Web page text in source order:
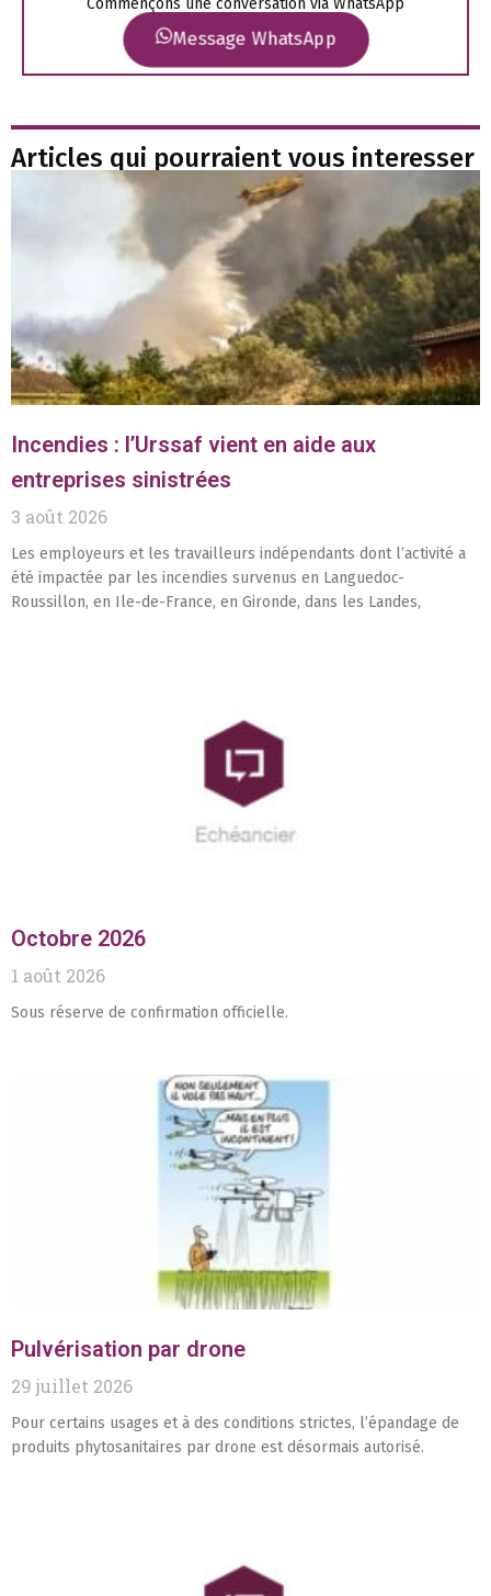
Commençons une conversation via WhatsApp
Message WhatsApp
Articles qui pourraient vous interesser
Incendies : l’Urssaf vient en aide aux
entreprises sinistrées
3 août 2026
Les employeurs et les travailleurs indépendants dont l’activité a
été impactée par les incendies survenus en Languedoc-
Roussillon, en Ile-de-France, en Gironde, dans les Landes,
Octobre 2026
1 août 2026
Sous réserve de confirmation officielle.
Pulvérisation par drone
29 juillet 2026
Pour certains usages et à des conditions strictes, l’épandage de
produits phytosanitaires par drone est désormais autorisé.